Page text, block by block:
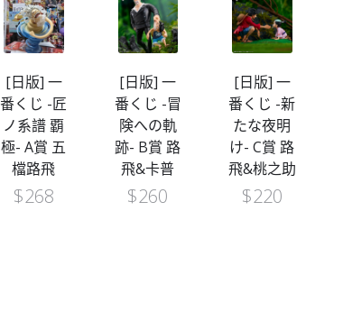
[日版] 一
番くじ -匠
ノ系譜 覇
極- A賞 五
檔路飛
$268
[日版] 一
番くじ -冒
険への軌
跡- B賞 路
飛&卡普
$260
[日版] 一
番くじ -新
たな夜明
け- C賞 路
飛&桃之助
$220